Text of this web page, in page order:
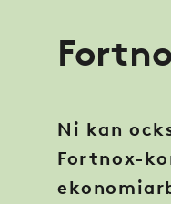
Ni kan
Fortnox-